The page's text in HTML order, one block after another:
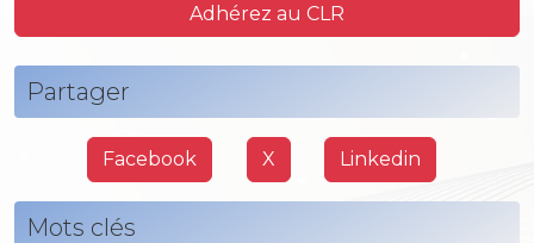
Adhérez au CLR
Partager
Facebook X Linkedin
Mots clés